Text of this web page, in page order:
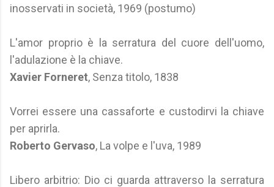
inosservati in società, 1969 (postumo)
L'amor proprio è la serratura del cuore dell'uomo,
l'adulazione è la chiave.
Xavier Forneret, Senza titolo, 1838
Vorrei essere una cassaforte e custodirvi la chiave
per aprirla.
Roberto Gervaso, La volpe e l'uva, 1989
Libero arbitrio: Dio ci guarda attraverso la serratura